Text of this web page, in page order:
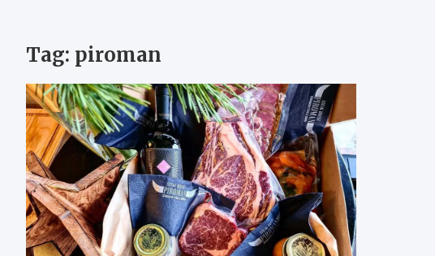
Tag: piroman